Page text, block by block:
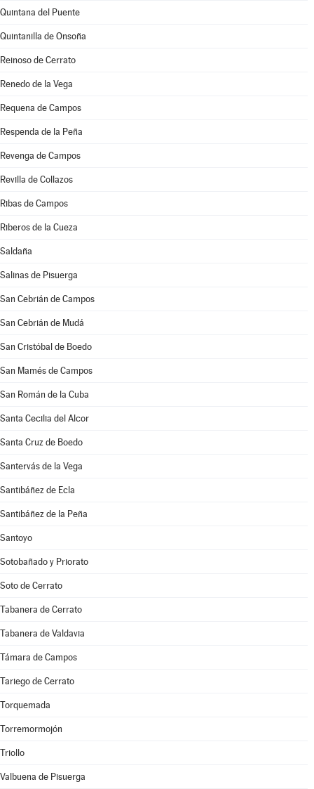
Quintana del Puente
Quintanilla de Onsoña
Reinoso de Cerrato
Renedo de la Vega
Requena de Campos
Respenda de la Peña
Revenga de Campos
Revilla de Collazos
Ribas de Campos
Riberos de la Cueza
Saldaña
Salinas de Pisuerga
San Cebrián de Campos
San Cebrián de Mudá
San Cristóbal de Boedo
San Mamés de Campos
San Román de la Cuba
Santa Cecilia del Alcor
Santa Cruz de Boedo
Santervás de la Vega
Santibáñez de Ecla
Santibáñez de la Peña
Santoyo
Sotobañado y Priorato
Soto de Cerrato
Tabanera de Cerrato
Tabanera de Valdavia
Támara de Campos
Tariego de Cerrato
Torquemada
Torremormojón
Triollo
Valbuena de Pisuerga